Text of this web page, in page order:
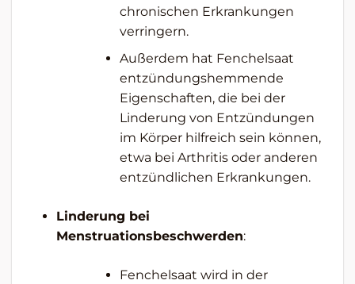
chronischen Erkrankungen
verringern.
Außerdem hat Fenchelsaat
entzündungshemmende
Eigenschaften, die bei der
Linderung von Entzündungen
im Körper hilfreich sein können,
etwa bei Arthritis oder anderen
entzündlichen Erkrankungen.
Linderung bei
Menstruationsbeschwerden:
Fenchelsaat wird in der